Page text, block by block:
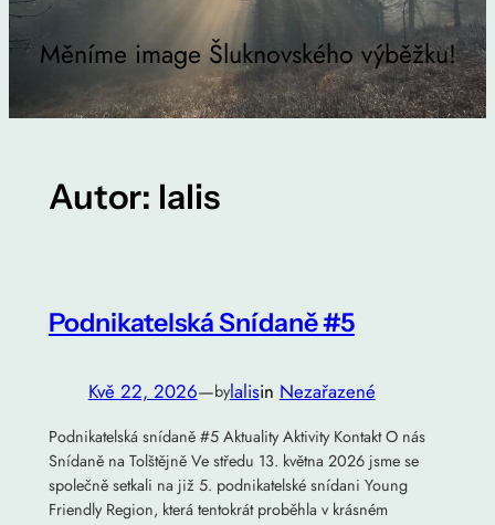
Měníme image Šluknovského výběžku!
Autor: lalis
Podnikatelská Snídaně #5
Kvě 22, 2026—bylalisin Nezařazené
Podnikatelská snídaně #5 Aktuality Aktivity Kontakt O nás
Snídaně na Tolštějně Ve středu 13. května 2026 jsme se
společně setkali na již 5. podnikatelské snídani Young
Friendly Region, která tentokrát proběhla v krásném